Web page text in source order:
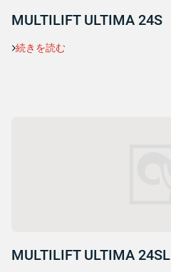
MULTILIFT ULTIMA 24S
続きを読む
MULTILIFT ULTIMA 24SL